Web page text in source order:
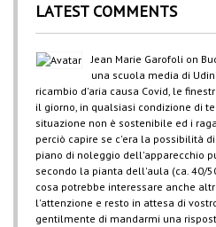
LATEST COMMENTS
Jean Marie Garofoli on
una scuola media di
ricambio d'aria causa Covid, le
il giorno, in qualsiasi condizione di
situazione non è sostenibile ed i
perciò capire se c'era la possibilità
piano di noleggio dell'apparecchio
secondo la pianta dell'aula (ca. 40/
cosa potrebbe interessare anche
l'attenzione e resto in attesa di
gentilmente di mandarmi una